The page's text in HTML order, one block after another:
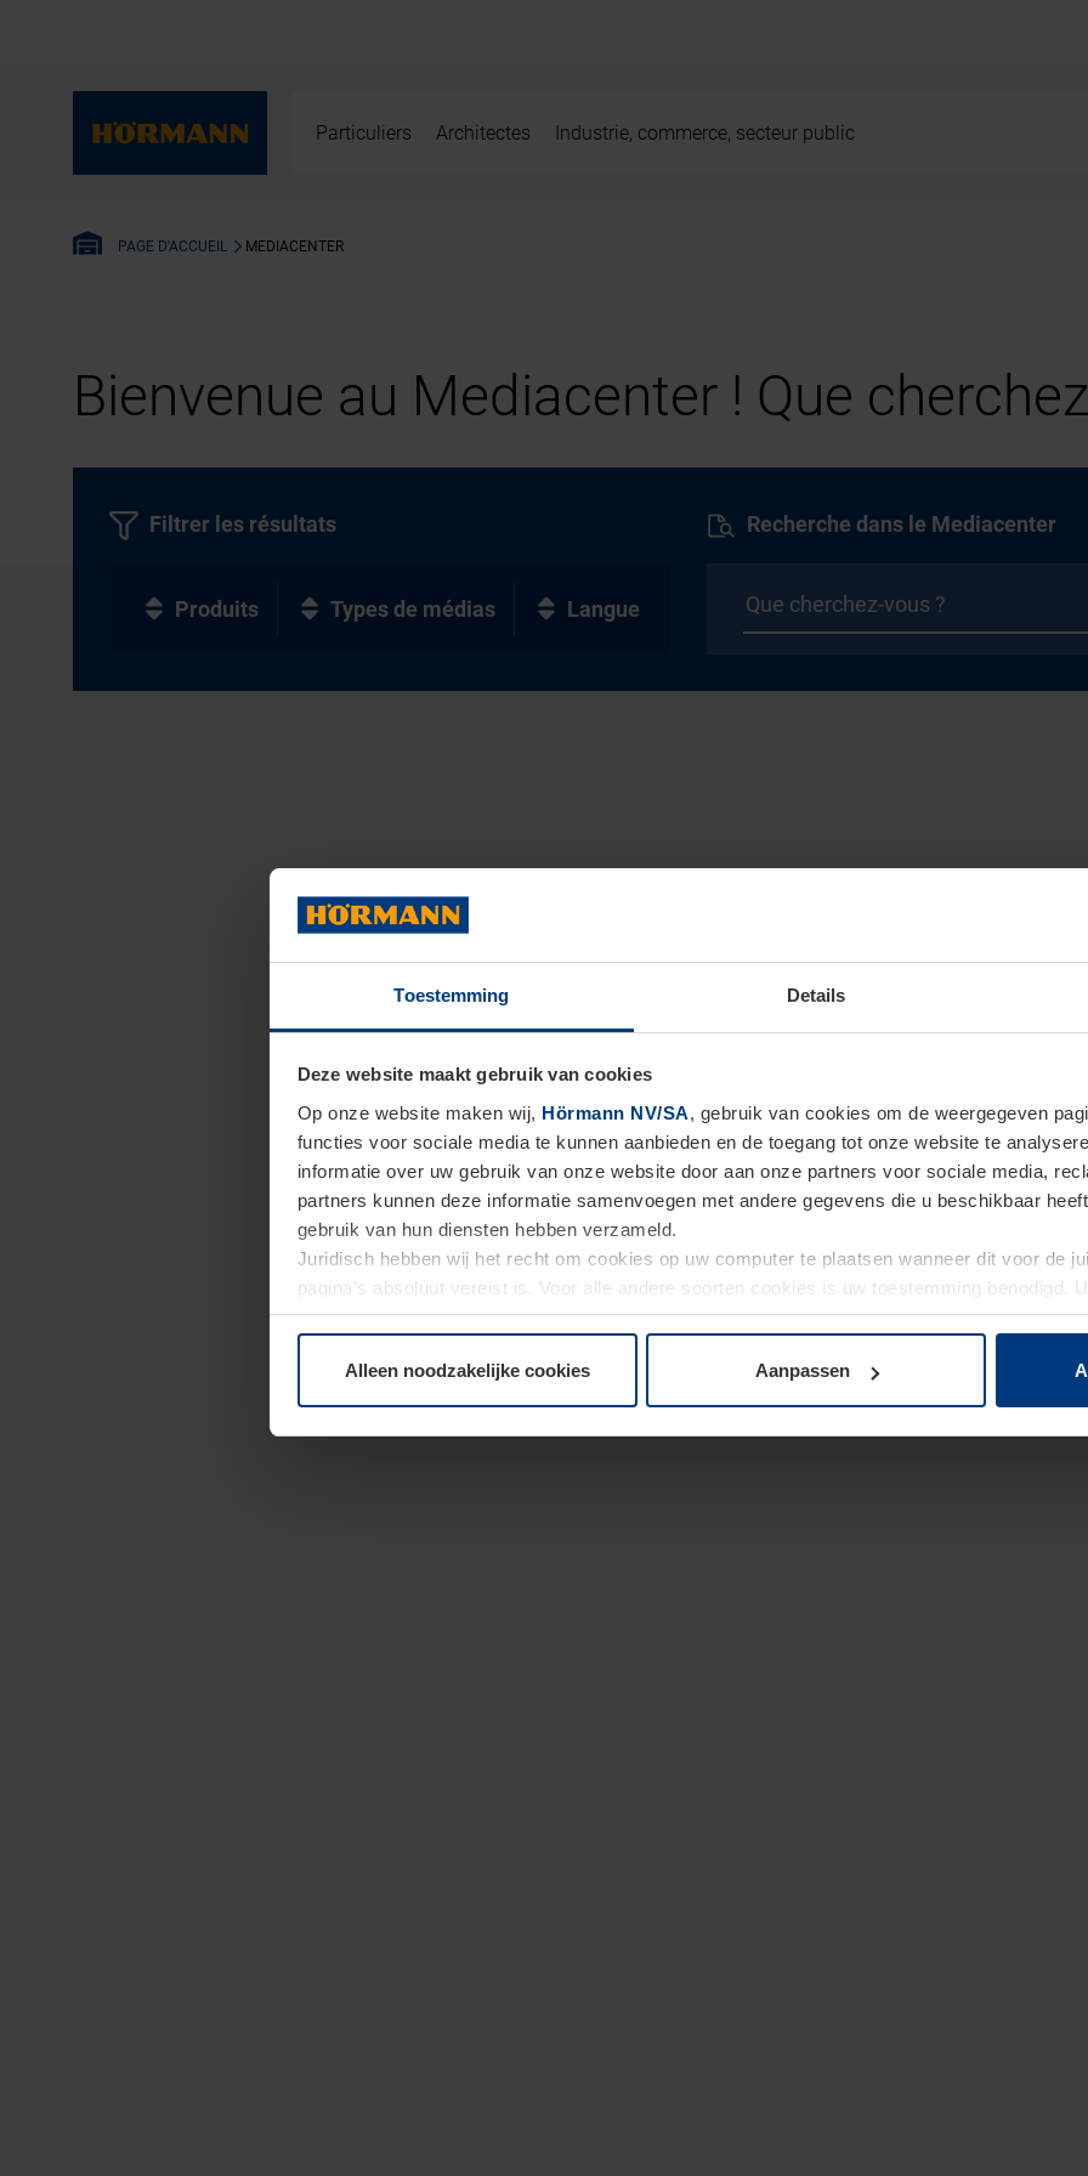
Toestemming Details
Deze website maakt gebruik van cookies
Op onze website maken wij, Hörmann NV/SA, gebruik van cookies om de weergegeven
functies voor sociale media te kunnen aanbieden en de toegang tot onze website te
informatie over uw gebruik van onze website door aan onze partners voor sociale media,
partners kunnen deze informatie samenvoegen met andere gegevens die u beschikbaar
gebruik van hun diensten hebben verzameld.
Juridisch hebben wij het recht om cookies op uw computer te plaatsen wanneer dit voor de
pagina's absoluut vereist is. Voor alle andere soorten cookies is uw toestemming benodigd.
moment bij de uitleg van de cookies op paginaPrivacyverklaringop onze website wijzigen
Alleen noodzakelijke cookies Aanpassen
Particuliers Architectes Industrie, commerce, secteur public
PAGE D'ACCUEIL MEDIACENTER
Bienvenue au Mediacenter ! Que
Recherche dans le Mediacenter
Filtrer les résultats
Produits Types de médias Langue